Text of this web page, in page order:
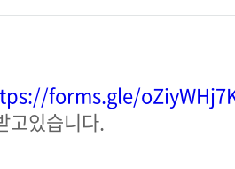
forms.gle/
고있습니다.